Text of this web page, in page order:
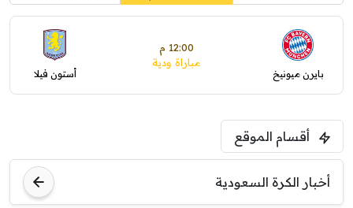
بايرن ميونيخ
12:00 م
مباراة ودية
أستون فيلا
أقسام الموقع
أخبار الكرة السعودية